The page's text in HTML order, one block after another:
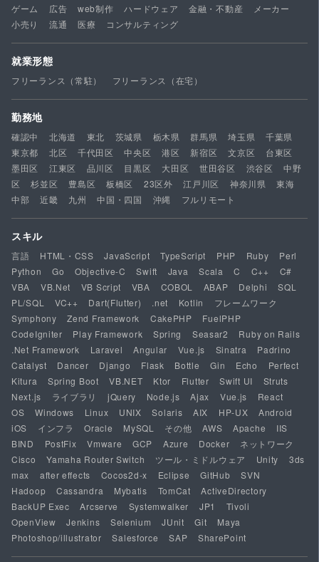
ゲーム
広告 web制作 ハードウェア 金融・不動産
メーカー
小売り
流通 医療 コンサルティング
就業形態
フリーランス（常駐） フリーランス（在宅）
勤務地
確認中 北海道 東北 茨城県 栃木県 群馬県 埼玉県
千葉県
東京都
北区 千代田区 中央区 港区 新宿区 文京区
台東区
墨田区
江東区 品川区 目黒区 大田区 世田谷区 渋谷区
中野
区
杉並区 豊島区 板橋区 23区外 江戸川区 神奈川県
東海
中部
近畿 九州 中国・四国 沖縄 フルリモート
スキル
言語 HTML・CSS JavaScript TypeScript PHP Ruby
Perl
Python
Go Objective-C Swift Java Scala C C++
C#
VBA
VB.Net VB Script VBA COBOL ABAP Delphi
SQL
PL/SQL
VC++ Dart(Flutter) .net Kotlin
フレームワーク
Symphony
Zend Framework CakePHP
FuelPHP
CodeIgniter
Play Framework Spring Seasar2
Ruby on Rails
.Net Framework
Laravel Angular Vue.js Sinatra
Padrino
Catalyst
Dancer Django Flask Bottle Gin Echo
Perfect
Kitura
Spring Boot VB.NET Ktor Flutter Swift UI
Struts
Next.js
ライブラリ jQuery Node.js Ajax Vue.js
React
OS
Windows Linux UNIX Solaris AIX HP-UX
Android
iOS
インフラ Oracle MySQL その他 AWS Apache
IIS
BIND
PostFix Vmware GCP Azure Docker
ネットワーク
Cisco
Yamaha Router Switch ツール・ミドルウェア Unity
3ds
max
after effects Cocos2d-x Eclipse GitHub
SVN
Hadoop
Cassandra Mybatis TomCat
ActiveDirectory
BackUP Exec
Arcserve Systemwalker JP1
Tivoli
OpenView
Jenkins Selenium JUnit Git
Maya
Photoshop/illustrator
Salesforce SAP SharePoint